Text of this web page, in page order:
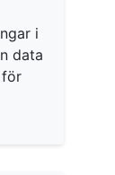
i
data
för